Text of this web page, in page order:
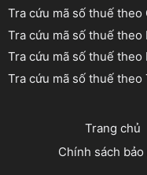
Tra cứu mã số thuế theo
Tra cứu mã số thuế
Tra cứu mã số thuế theo
Tra cứu mã số thuế
Trang chủ
Chính sách bảo